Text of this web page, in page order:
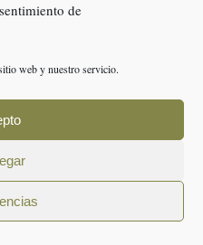
de
web y nuestro servicio.